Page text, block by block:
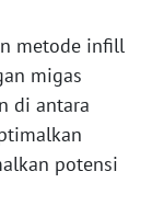
metode infill
migas
di antara
potensi